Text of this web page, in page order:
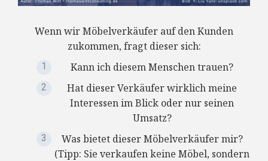
Wenn wir Möbelverkäufer auf den Kunden
zukommen, fragt dieser sich:
Kann ich diesem Menschen trauen?
Hat dieser Verkäufer wirklich meine
Interessen im Blick oder nur seinen
Umsatz?
Was bietet dieser Möbelverkäufer mir?
(Tipp: Sie verkaufen keine Möbel, sondern